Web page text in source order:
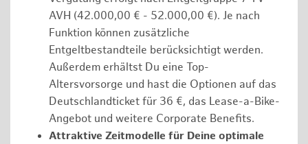
AVH (42.000,00 € - 52.000,00 €). Je nach
Funktion können zusätzliche
Entgeltbestandteile berücksichtigt werden.
Außerdem erhältst Du eine Top-
Altersvorsorge und hast die Optionen auf das
Deutschlandticket für 36 €, das Lease-a-Bike-
Angebot und weitere Corporate Benefits.
Attraktive Zeitmodelle für Deine optimale